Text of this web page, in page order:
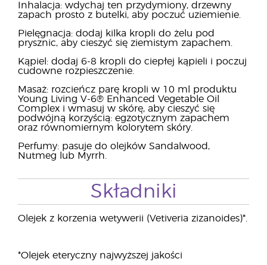
Inhalacja: wdychaj ten przydymiony, drzewny
zapach prosto z butelki, aby poczuć uziemienie.
Pielęgnacja: dodaj kilka kropli do żelu pod
prysznic, aby cieszyć się ziemistym zapachem.
Kąpiel: dodaj 6-8 kropli do ciepłej kąpieli i poczuj
cudowne rozpieszczenie.
Masaż: rozcieńcz parę kropli w 10 ml produktu
Young Living V-6® Enhanced Vegetable Oil
Complex i wmasuj w skórę, aby cieszyć się
podwójną korzyścią: egzotycznym zapachem
oraz równomiernym kolorytem skóry.
Perfumy: pasuje do olejków Sandalwood,
Nutmeg lub Myrrh.
Składniki
Olejek z korzenia wetywerii (Vetiveria zizanoides)*.
*Olejek eteryczny najwyższej jakości